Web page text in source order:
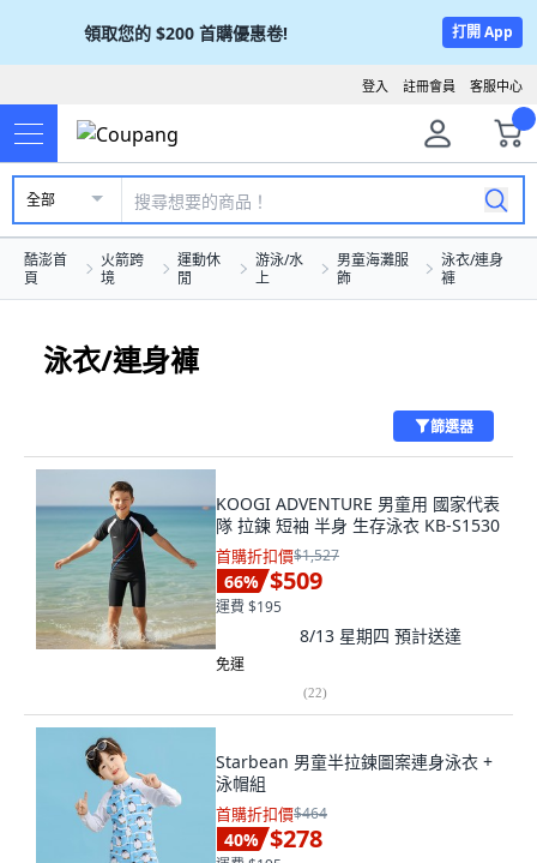
領取您的 $200 首購優惠卷! 打開 App
客服中心
註冊會員
登入
全部
酷澎首
頁
火箭跨
境
運動休
閒
游泳/水
上
男童海灘服
飾
泳衣/連身
褲
泳衣/連身褲
篩選器
KOOGI ADVENTURE 男童用 國家代表
隊 拉鍊 短袖 半身 生存泳衣 KB-S1530
首購折扣價$1,527
66% $509
運費 $195
8/13 星期四 預計送達
免運
(22)
Starbean 男童半拉鍊圖案連身泳衣 +
泳帽組
首購折扣價$464
40% $278